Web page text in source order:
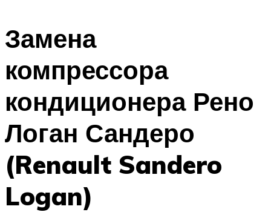
Замена
компрессора
кондиционера Рено
Логан Сандеро
(Renault Sandero
Logan)